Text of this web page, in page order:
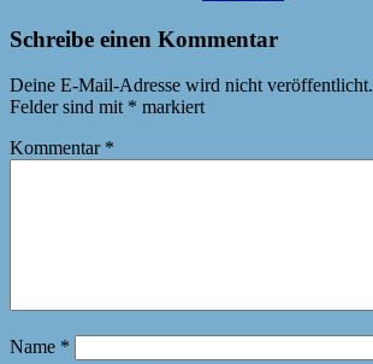
Schreibe einen Kommentar
Deine E-Mail-Adresse wird nicht veröffentlicht.
Felder sind mit * markiert
Kommentar *
Name *